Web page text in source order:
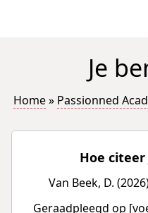
Je
Home» Passionned
Hoe
Van Beek, D.
Geraadpleegd op